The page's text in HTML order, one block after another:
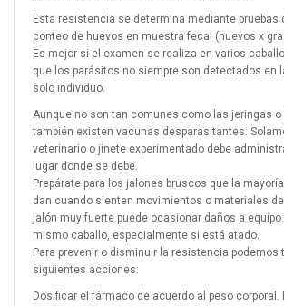
Esta resistencia se determina mediante pruebas
conteo de huevos en muestra fecal (huevos x
Es mejor si el examen se realiza en varios
que los parásitos no siempre son detectados en
solo individuo.
Aunque no son tan comunes como las jeringas o
también existen vacunas desparasitantes.
veterinario o jinete experimentado debe
lugar donde se debe.
Prepárate para los jalones bruscos que la
dan cuando sienten movimientos o materiales
jalón muy fuerte puede ocasionar daños a equipo
mismo caballo, especialmente si está atado.
Para prevenir o disminuir la resistencia podemos
siguientes acciones:
Dosificar el fármaco de acuerdo al peso corporal.